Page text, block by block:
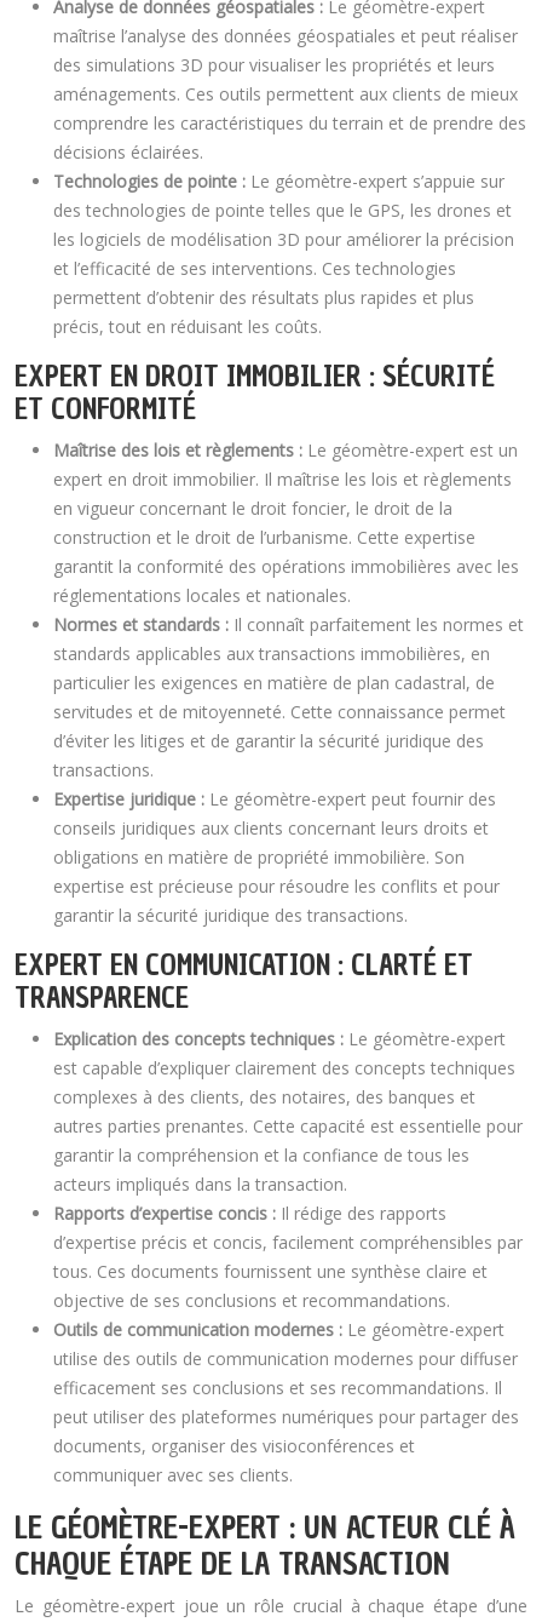
Analyse de données géospatiales : Le géomètre-expert
maîtrise l’analyse des données géospatiales et peut réaliser
des simulations 3D pour visualiser les propriétés et leurs
aménagements. Ces outils permettent aux clients de mieux
comprendre les caractéristiques du terrain et de prendre des
décisions éclairées.
Technologies de pointe : Le géomètre-expert s’appuie sur
des technologies de pointe telles que le GPS, les drones et
les logiciels de modélisation 3D pour améliorer la précision
et l’efficacité de ses interventions. Ces technologies
permettent d’obtenir des résultats plus rapides et plus
précis, tout en réduisant les coûts.
EXPERT EN DROIT IMMOBILIER : SÉCURITÉ
ET CONFORMITÉ
Maîtrise des lois et règlements : Le géomètre-expert est un
expert en droit immobilier. Il maîtrise les lois et règlements
en vigueur concernant le droit foncier, le droit de la
construction et le droit de l’urbanisme. Cette expertise
garantit la conformité des opérations immobilières avec les
réglementations locales et nationales.
Normes et standards : Il connaît parfaitement les normes et
standards applicables aux transactions immobilières, en
particulier les exigences en matière de plan cadastral, de
servitudes et de mitoyenneté. Cette connaissance permet
d’éviter les litiges et de garantir la sécurité juridique des
transactions.
Expertise juridique : Le géomètre-expert peut fournir des
conseils juridiques aux clients concernant leurs droits et
obligations en matière de propriété immobilière. Son
expertise est précieuse pour résoudre les conflits et pour
garantir la sécurité juridique des transactions.
EXPERT EN COMMUNICATION : CLARTÉ ET
TRANSPARENCE
Explication des concepts techniques : Le géomètre-expert
est capable d’expliquer clairement des concepts techniques
complexes à des clients, des notaires, des banques et
autres parties prenantes. Cette capacité est essentielle pour
garantir la compréhension et la confiance de tous les
acteurs impliqués dans la transaction.
Rapports d’expertise concis : Il rédige des rapports
d’expertise précis et concis, facilement compréhensibles par
tous. Ces documents fournissent une synthèse claire et
objective de ses conclusions et recommandations.
Outils de communication modernes : Le géomètre-expert
utilise des outils de communication modernes pour diffuser
efficacement ses conclusions et ses recommandations. Il
peut utiliser des plateformes numériques pour partager des
documents, organiser des visioconférences et
communiquer avec ses clients.
LE GÉOMÈTRE-EXPERT : UN ACTEUR CLÉ À
CHAQUE ÉTAPE DE LA TRANSACTION
Le géomètre-expert joue un rôle crucial à chaque étape d’une